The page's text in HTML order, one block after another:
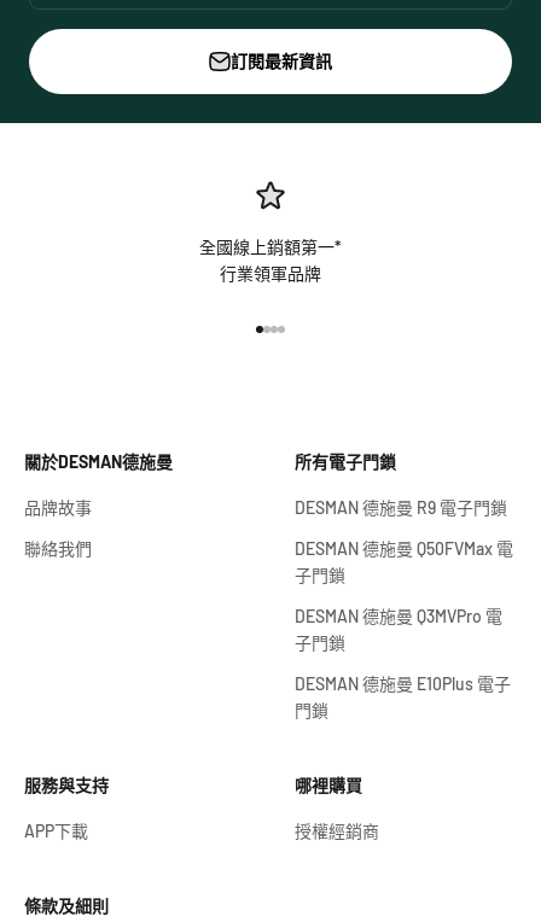
訂閱最新資訊
全國線上銷額第一*
行業領軍品牌
關於DESMAN德施曼
品牌故事
聯絡我們
所有電子門鎖
DESMAN 德施曼 R9 電子門鎖
DESMAN 德施曼 Q50FVMax 電
子門鎖
DESMAN 德施曼 Q3MVPro 電
子門鎖
DESMAN 德施曼 E10Plus 電子
門鎖
服務與支持
APP下載
哪裡購買
授權經銷商
條款及細則